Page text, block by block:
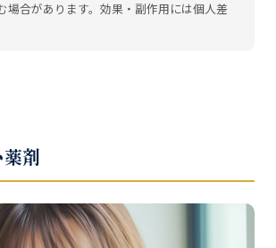
場合があります。効果・副作用には個人差
剤